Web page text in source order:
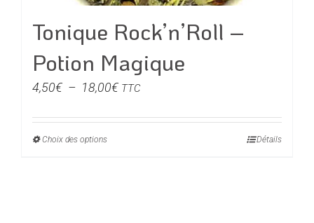
du
produit
Tonique Rock’n’Roll –
Potion Magique
4,50€ – 18,00€Plage
prix :
TTC
Choix des optionsCe
Détails